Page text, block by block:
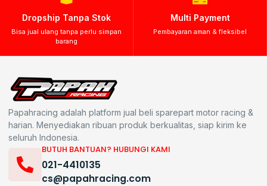
Dropship Tanpa Stok
Bisa jual ulang tanpa perlu simpan
barang
Multi Payment
Pembayaran aman & fleksibel
Papahracing adalah platform jual beli sparepart motor racing &
harian. Menyediakan ribuan produk berkualitas, siap kirim ke
seluruh Indonesia.
BUTUH BANTUAN? HUBUNGI KAMI
021-4410135
cs@papahracing.com